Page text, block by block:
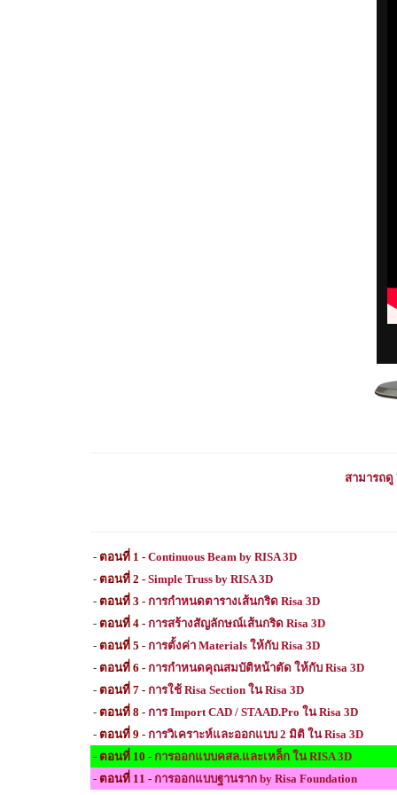
สามารถดู
- ตอนที่ 1 - Continuous Beam by RISA 3D
- ตอนที่ 2 - Simple Truss by RISA 3D
- ตอนที่ 3 - การกำหนดตารางเส้นกริด Risa 3D
- ตอนที่ 4 - การสร้างสัญลักษณ์เส้นกริด Risa 3D
- ตอนที่ 5 - การตั้งค่า Materials ให้กับ Risa 3D
- ตอนที่ 6 - การกำหนดคุณสมบัติหน้าตัด ให้กับ Risa 3D
- ตอนที่ 7 - การใช้ Risa Section ใน Risa 3D
- ตอนที่ 8 - การ Import CAD / STAAD.Pro ใน Risa 3D
- ตอนที่ 9 - การวิเคราะห์และออกแบบ 2 มิติ ใน Risa 3D
- ตอนที่ 10 - การออกแบบคสล.และเหล็ก ในRISA 3D
- ตอนที่ 11 - การออกแบบฐานราก by Risa Foundation